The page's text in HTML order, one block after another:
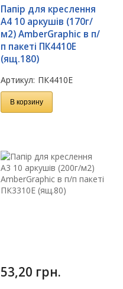
Папір для креслення
А4 10 аркушів (170г/
м2) AmberGraphic в п/
п пакеті ПК4410Е
(ящ.180)
Артикул: ПК4410Е
В корзину
53,20 грн.